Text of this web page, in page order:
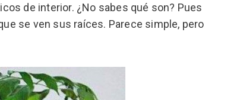
de interior. ¿No sabes qué son? Pues
se ven sus raíces. Parece simple, pero